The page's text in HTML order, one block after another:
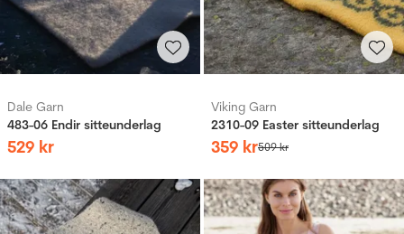
Dale Garn
483-06 Endir sitteunderlag
529 kr
Viking Garn
2310-09 Easter sitteunderlag
359 kr509kr